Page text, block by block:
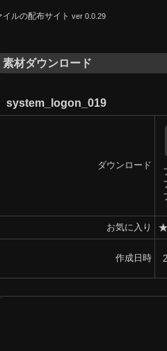
ルの配布サイト ver 0.0.29
素材ダウンロード
system_logon_019
ダウンロード
お気に入り ★
作成日時